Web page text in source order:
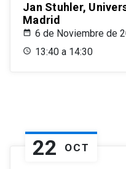
Jan Stuhler,
Madrid
6 de Noviembre de
13:40 a 14:30
22 OCT